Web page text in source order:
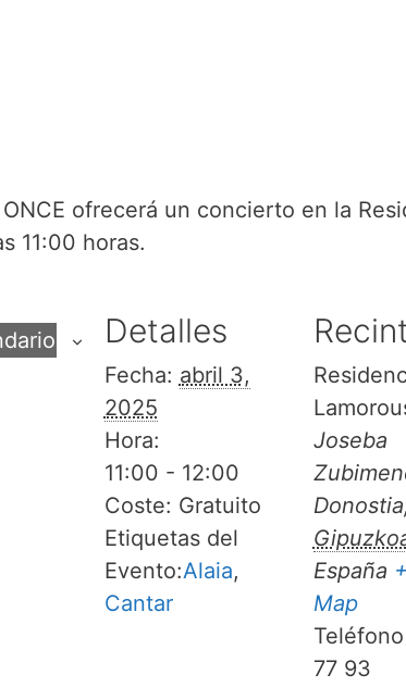
ofrecerá un concierto en la
11:00 horas.
Detalles
Fecha: abril 3,
2025
Hora:
11:00 - 12:00
Coste: Gratuito
Etiquetas del
Evento:Alaia,
Cantar
Joseba
Donostia
España
Map
Teléfono
77 93